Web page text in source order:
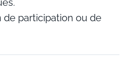
participation ou de